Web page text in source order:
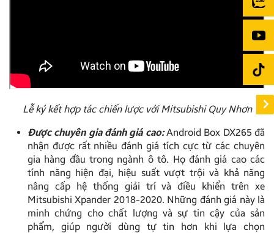
Lễ ký kết hợp tác chiến lược với Mitsubishi Quy Nhơn
Được chuyên gia đánh giá cao: Android Box DX265 đã
nhận được rất nhiều đánh giá tích cực từ các chuyên
gia hàng đầu trong ngành ô tô. Họ đánh giá cao các
tính năng hiện đại, hiệu suất vượt trội và khả năng
nâng cấp hệ thống giải trí và điều khiển trên xe
Mitsubishi Xpander 2018-2020. Những đánh giá này là
minh chứng cho chất lượng và sự tin cậy của sản
phẩm, giúp người dùng tự tin hơn khi lựa chọn